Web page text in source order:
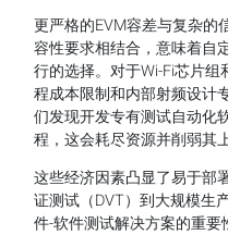
更严格的EVM容差与复杂的
容性要求相结合，意味着自
行的选择。对于Wi-Fi芯片
程成本限制和内部射频设计
们发现开发专有测试自动化
程，这会耗尽资源并削弱其
这些经济因素凸显了易于部
证测试（DVT）到大规模生
件-软件测试解决方案的重要